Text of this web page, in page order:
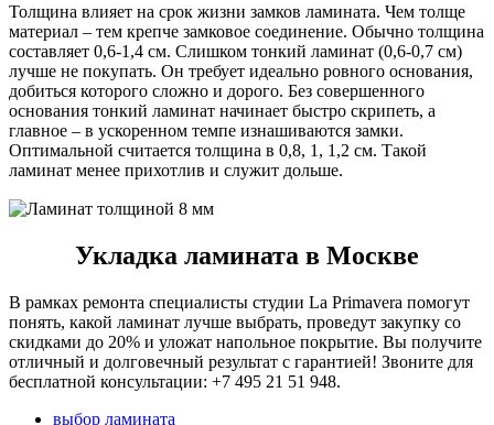
Толщина влияет на срок жизни замков ламината. Чем толще
материал – тем крепче замковое соединение. Обычно толщина
составляет 0,6-1,4 см. Слишком тонкий ламинат (0,6-0,7 см)
лучше не покупать. Он требует идеально ровного основания,
добиться которого сложно и дорого. Без совершенного
основания тонкий ламинат начинает быстро скрипеть, а
главное – в ускоренном темпе изнашиваются замки.
Оптимальной считается толщина в 0,8, 1, 1,2 см. Такой
ламинат менее прихотлив и служит дольше.
Укладка ламината в Москве
В рамках ремонта специалисты студии La Primavera помогут
понять, какой ламинат лучше выбрать, проведут закупку со
скидками до 20% и уложат напольное покрытие. Вы получите
отличный и долговечный результат с гарантией! Звоните для
бесплатной консультации: +7 495 21 51 948.
выбор ламината